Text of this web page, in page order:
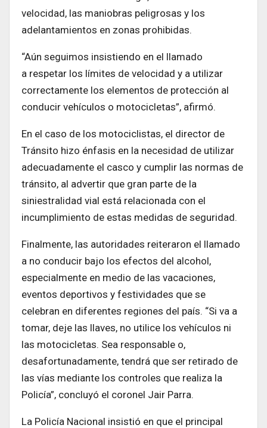
velocidad, las maniobras peligrosas y los
adelantamientos en zonas prohibidas.
“Aún seguimos insistiendo en el llamado
a respetar los límites de velocidad y a utilizar
correctamente los elementos de protección al
conducir vehículos o motocicletas”, afirmó.
En el caso de los motociclistas, el director de
Tránsito hizo énfasis en la necesidad de utilizar
adecuadamente el casco y cumplir las normas de
tránsito, al advertir que gran parte de la
siniestralidad vial está relacionada con el
incumplimiento de estas medidas de seguridad.
Finalmente, las autoridades reiteraron el llamado
a no conducir bajo los efectos del alcohol,
especialmente en medio de las vacaciones,
eventos deportivos y festividades que se
celebran en diferentes regiones del país. “Si va a
tomar, deje las llaves, no utilice los vehículos ni
las motocicletas. Sea responsable o,
desafortunadamente, tendrá que ser retirado de
las vías mediante los controles que realiza la
Policía”, concluyó el coronel Jair Parra.
La Policía Nacional insistió en que el principal